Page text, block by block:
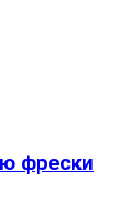
фрески